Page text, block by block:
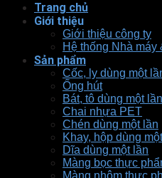
Trang chủ
Giới thiệu
Giới thiệu công ty
Hệ thống Nhà máy
Sản phẩm
Cốc, ly dùng một
Ống hút
Bát, tô dùng một lần
Chai nhựa PET
Chén dùng một lần
Khay, hộp dùng
Dĩa dùng một lần
Màng bọc thực